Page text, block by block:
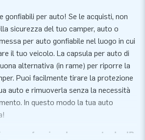
gonfiabili per auto! Se le acquisti, non
sicurezza del tuo camper, auto o
per auto gonfiabile nel luogo in cui
il tuo veicolo. La capsula per auto di
alternativa (in rame) per riporre la
Puoi facilmente tirare la protezione
auto e rimuoverla senza la necessità
In questo modo la tua auto
professionale per auto da JB